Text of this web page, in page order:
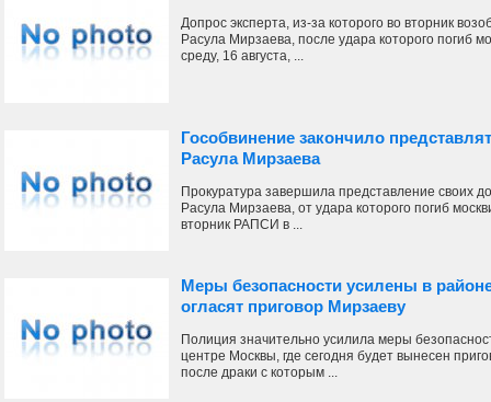
Допрос эксперта, из-за которого во вторник
Расула Мирзаева, после удара которого погиб
среду, 16 августа, ...
Гособвинение закончило
Расула Мирзаева
Прокуратура завершила представление своих
Расула Мирзаева, от удара которого погиб
вторник РАПСИ в ...
Меры безопасности усилены в
огласят приговор Мирзаеву
Полиция значительно усилила меры
центре Москвы, где сегодня будет вынесен
после драки с которым ...